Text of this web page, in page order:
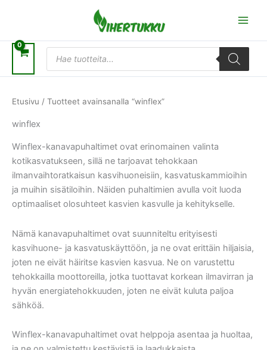
Products
search
Etusivu / Tuotteet avainsanalla “winflex”
winflex
Winflex-kanavapuhaltimet ovat erinomainen valinta
kotikasvatukseen, sillä ne tarjoavat tehokkaan
ilmanvaihtoratkaisun kasvihuoneisiin, kasvatuskammioihin
ja muihin sisätiloihin. Näiden puhaltimien avulla voit luoda
optimaaliset olosuhteet kasvien kasvulle ja kehitykselle.
Nämä kanavapuhaltimet ovat suunniteltu erityisesti
kasvihuone- ja kasvatuskäyttöön, ja ne ovat erittäin hiljaisia,
joten ne eivät häiritse kasvien kasvua. Ne on varustettu
tehokkailla moottoreilla, jotka tuottavat korkean ilmavirran ja
hyvän energiatehokkuuden, joten ne eivät kuluta paljoa
sähköä.
Winflex-kanavapuhaltimet ovat helppoja asentaa ja huoltaa,